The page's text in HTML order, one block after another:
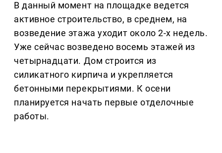
В данный момент на площадке ведется
активное строительство, в среднем, на
возведение этажа уходит около 2-х недель.
Уже сейчас возведено восемь этажей из
четырнадцати. Дом строится из
силикатного кирпича и укрепляется
бетонными перекрытиями. К осени
планируется начать первые отделочные
работы.